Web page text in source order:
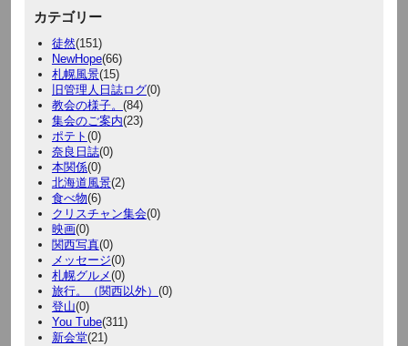
カテゴリー
徒然(151)
NewHope(66)
札幌風景(15)
旧管理人日誌ログ(0)
教会の様子。 (84)
集会のご案内(23)
ポテト (0)
奈良日誌(0)
本関係(0)
北海道風景(2)
食べ物(6)
クリスチャン集会(0)
映画(0)
関西写真(0)
メッセージ(0)
札幌グルメ(0)
旅行。（関西以外） (0)
登山(0)
You Tube(311)
新会堂(21)